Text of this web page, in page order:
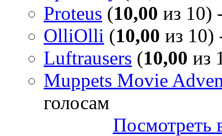
Proteus (10,00 из 10)
OlliOlli (10,00 из 10)
Luftrausers (10,00 из
Muppets Movie
голосам
Посмотреть